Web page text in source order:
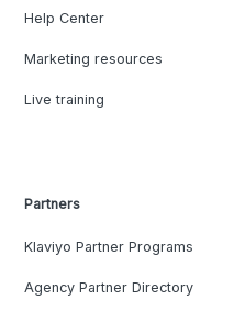
Help Center
Marketing resources
Live training
Partners
Klaviyo Partner Programs
Agency Partner Directory